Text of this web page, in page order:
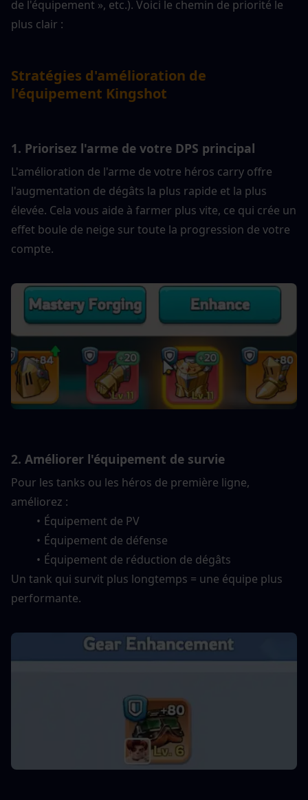
de l'équipement », etc.). Voici le chemin de priorité le
plus clair :
Stratégies d'amélioration de
l'équipement Kingshot
1. Priorisez l'arme de votre DPS principal
L'amélioration de l'arme de votre héros carry offre
l'augmentation de dégâts la plus rapide et la plus
élevée. Cela vous aide à farmer plus vite, ce qui crée un
effet boule de neige sur toute la progression de votre
compte.
2. Améliorer l'équipement de survie
Pour les tanks ou les héros de première ligne,
améliorez :
Équipement de PV
Équipement de défense
Équipement de réduction de dégâts
Un tank qui survit plus longtemps = une équipe plus
performante.